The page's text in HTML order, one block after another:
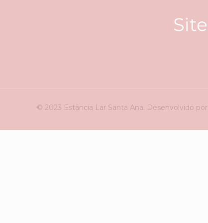
© 2023 Estância Lar Santa Ana. Desenvolvido por